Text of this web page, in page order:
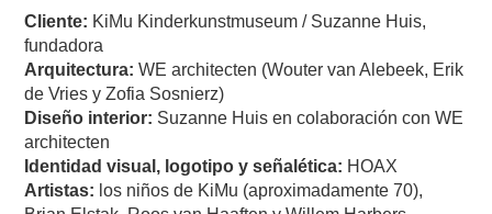
Cliente: KiMu Kinderkunstmuseum / Suzanne Huis,
fundadora
Arquitectura: WE architecten (Wouter van Alebeek, Erik
de Vries y Zofia Sosnierz)
Diseño interior: Suzanne Huis en colaboración con WE
architecten
Identidad visual, logotipo y señalética: HOAX
Artistas: los niños de KiMu (aproximadamente 70),